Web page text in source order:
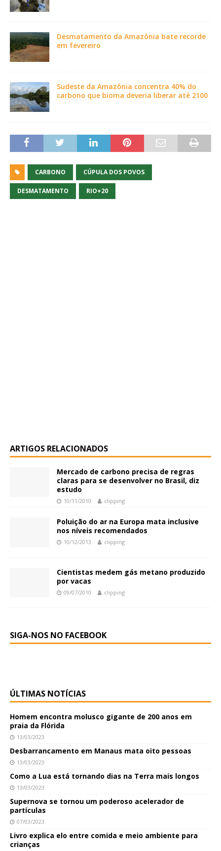
Desmatamento da Amazônia bate recorde
em fevereiro
Sudeste da Amazônia concentra 40% do
carbono que bioma deveria liberar até 2100
CARBONO CÚPULA DOS POVOS
DESMATAMENTO RIO+20
ARTIGOS RELACIONADOS
Mercado de carbono precisa de regras
claras para se desenvolver no Brasil, diz
estudo
10/11/2010 clipping
Poluição do ar na Europa mata inclusive
nos níveis recomendados
10/12/2013 clipping
Cientistas medem gás metano produzido
por vacas
09/07/2010 clipping
SIGA-NOS NO FACEBOOK
ÚLTIMAS NOTÍCIAS
Homem encontra molusco gigante de 200 anos em
praia da Flórida
13/03/2023
Desbarrancamento em Manaus mata oito pessoas
13/03/2023
Como a Lua está tornando dias na Terra mais longos
13/03/2023
Supernova se tornou um poderoso acelerador de
partículas
07/03/2023
Livro explica elo entre comida e meio ambiente para
crianças